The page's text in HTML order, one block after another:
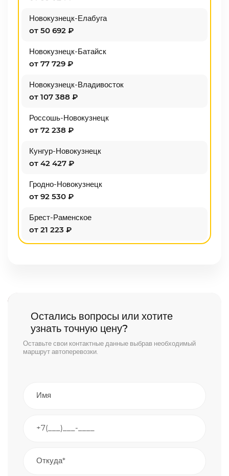
Новокузнецк-Елабуга
от 50 692 ₽
Новокузнецк-Батайск
от 77 729 ₽
Новокузнецк-Владивосток
от 107 388 ₽
Россошь-Новокузнецк
от 72 238 ₽
Кунгур-Новокузнецк
от 42 427 ₽
Гродно-Новокузнецк
от 92 530 ₽
Брест-Раменское
от 21 223 ₽
Остались вопросы или хотите
узнать точную цену?
Оставьте свои контактные данные выбрав необходимый
маршрут автоперевозки.